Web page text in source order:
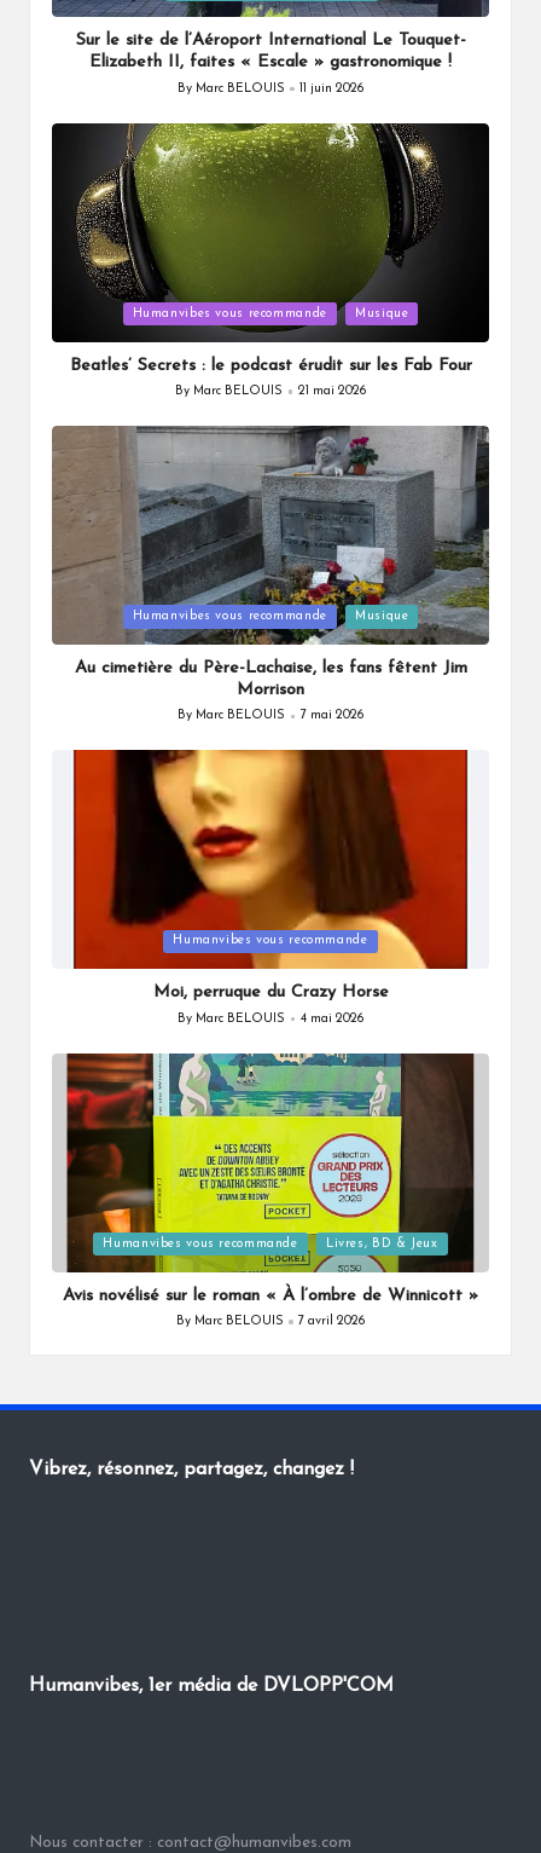
Sur le site de l’Aéroport International Le Touquet-
Elizabeth II, faites « Escale » gastronomique !
Posted
By Marc BELOUIS 11 juin 2026
in
Humanvibes vous recommande Musique
Beatles’ Secrets : le podcast érudit sur les Fab Four
Posted
By Marc BELOUIS 21 mai 2026
in
Humanvibes vous recommande Musique
Au cimetière du Père-Lachaise, les fans fêtent Jim
Morrison
Posted
By Marc BELOUIS 7 mai 2026
in
Humanvibes vous recommande
Moi, perruque du Crazy Horse
Posted
By Marc BELOUIS 4 mai 2026
Posted
in
Humanvibes vous recommande Livres, BD & Jeux
Avis novélisé sur le roman « À l’ombre de Winnicott »
Posted
By Marc BELOUIS 7 avril 2026
Vibrez, résonnez, partagez, changez !
Humanvibes, 1er média de DVLOPP'COM
Nous contacter : contact@humanvibes.com